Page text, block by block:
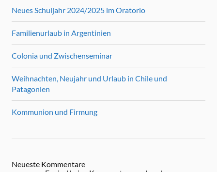
Neues Schuljahr 2024/2025 im Oratorio
Familienurlaub in Argentinien
Colonia und Zwischenseminar
Weihnachten, Neujahr und Urlaub in Chile und
Patagonien
Kommunion und Firmung
Neueste Kommentare